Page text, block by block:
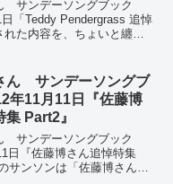
サンデーソングブック
「Teddy Pendergrass 追悼
た内容を、ちょいと纏め
ざいます。明日から...
ん サンデーソングブ
年11月11日『佐藤博
集 Part2』
サンデーソングブック
日『佐藤博さん追悼特集
サンソンは「佐藤博さん追